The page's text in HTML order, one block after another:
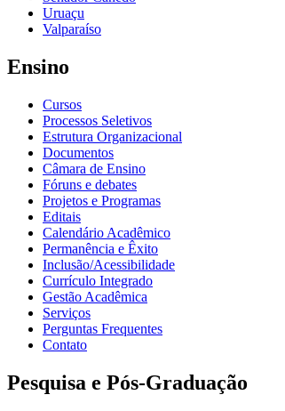
Uruaçu
Valparaíso
Ensino
Cursos
Processos Seletivos
Estrutura Organizacional
Documentos
Câmara de Ensino
Fóruns e debates
Projetos e Programas
Editais
Calendário Acadêmico
Permanência e Êxito
Inclusão/Acessibilidade
Currículo Integrado
Gestão Acadêmica
Serviços
Perguntas Frequentes
Contato
Pesquisa e Pós-Graduação